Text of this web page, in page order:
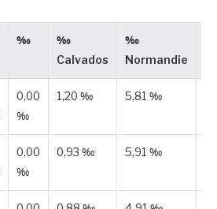
‰
‰
Calvados
‰
Normandie
0,00
‰
1,20 ‰ 5,81 ‰
0,00
‰
0,93 ‰ 5,91 ‰